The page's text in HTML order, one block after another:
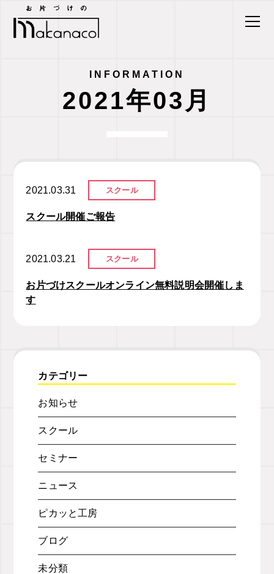
INFORMATION
2021年03月
2021.03.31 スクール
スクール開催ご報告
2021.03.21 スクール
お片づけスクールオンライン無料説明会開催しま
す
カテゴリー
お知らせ
スクール
セミナー
ニュース
ピカッと工房
ブログ
未分類